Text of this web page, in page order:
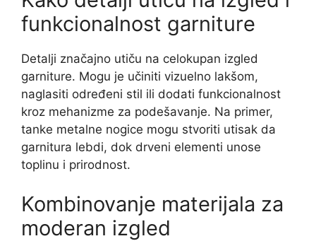
funkcionalnost garniture
Detalji značajno utiču na celokupan izgled
garniture. Mogu je učiniti vizuelno lakšom,
naglasiti određeni stil ili dodati funkcionalnost
kroz mehanizme za podešavanje. Na primer,
tanke metalne nogice mogu stvoriti utisak da
garnitura lebdi, dok drveni elementi unose
toplinu i prirodnost.
Kombinovanje materijala za
moderan izgled